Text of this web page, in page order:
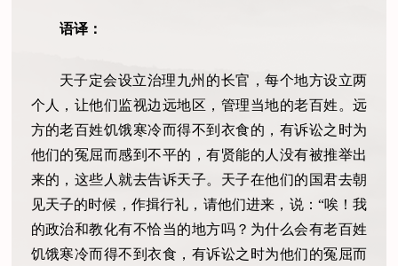
语译：
天子定会设立治理九州的长官，每个地方设立两
个人，让他们监视边远地区，管理当地的老百姓。远
方的老百姓饥饿寒冷而得不到衣食的，有诉讼之时为
他们的冤屈而感到不平的，有贤能的人没有被推举出
来的，这些人就去告诉天子。天子在他们的国君去朝
见天子的时候，作揖行礼，请他们进来，说：“唉！我
的政治和教化有不恰当的地方吗？为什么会有老百姓
饥饿寒冷而得不到衣食，有诉讼之时为他们的冤屈而